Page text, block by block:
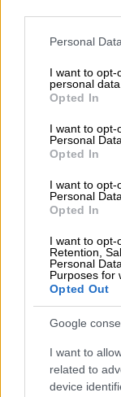
Please note that
not limited to
grant or deny
use your data for
consent section.
Personal
I want to opt-
personal data.
Opted In
I want to opt-
Personal Data.
Opted In
I want to opt-
Personal
Opted In
I want to opt-
Retention,
Personal
Purposes for
Opted Out
Google
I want to
related to
device
Το
σοκάρουν το
όπως
στο φινάλε
δυσάρεστες
Και αν
ειδικά νέων
παλιό έτος
λίγες
οι θάνατοι
είναι αρκετοί!
Διαβάστε